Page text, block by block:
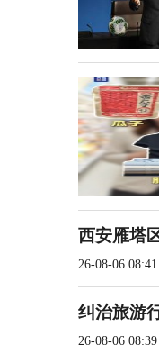
西安雁塔
26-08-06 08:41
纠治旅游
26-08-06 08:39